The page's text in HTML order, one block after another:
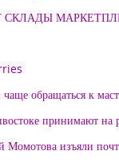
СКЛАДЫ
чаще обращаться к
принимают на
Момотова изъяли